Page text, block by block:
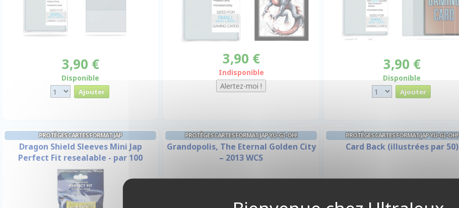
3,90 €
Disponible
3,90 €
Indisponible 3,90 €
Disponible
PROTÈGES CARTES FORMAT JAP
Dragon Shield Sleeves Mini Jap
Perfect Fit resealable - par 100
PROTÈGES CARTES FORMAT JAP YU-GI-OH!
Grandopolis, The Eternal Golden City
– 2013 WCS
PROTÈGES CARTES FORMAT JAP YU-GI-OH!
Card Back (illustrées par 50)